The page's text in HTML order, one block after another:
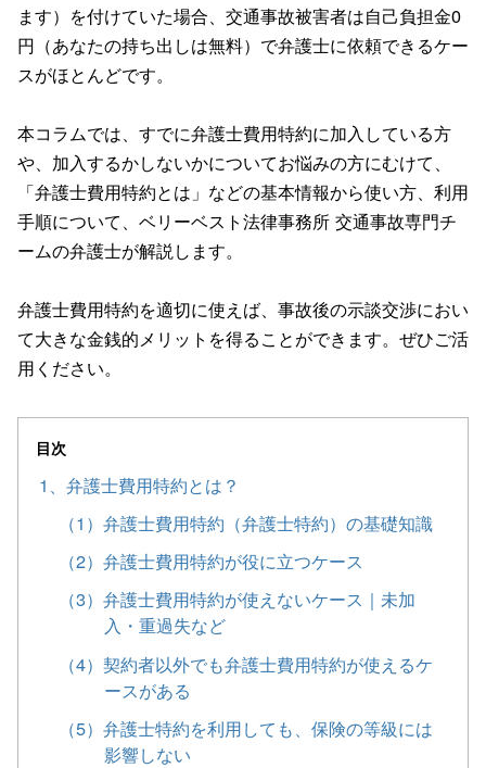
ます）を付けていた場合、交通事故被害者は自己負担金0
円（あなたの持ち出しは無料）で弁護士に依頼できるケー
スがほとんどです。
本コラムでは、すでに弁護士費用特約に加入している方
や、加入するかしないかについてお悩みの方にむけて、
「弁護士費用特約とは」などの基本情報から使い方、利用
手順について、ベリーベスト法律事務所 交通事故専門チ
ームの弁護士が解説します。
弁護士費用特約を適切に使えば、事故後の示談交渉におい
て大きな金銭的メリットを得ることができます。ぜひご活
用ください。
目次
1、弁護士費用特約とは？
（1）弁護士費用特約（弁護士特約）の基礎知識
（2）弁護士費用特約が役に立つケース
（3）弁護士費用特約が使えないケース｜未加
入・重過失など
（4）契約者以外でも弁護士費用特約が使えるケ
ースがある
（5）弁護士特約を利用しても、保険の等級には
影響しない